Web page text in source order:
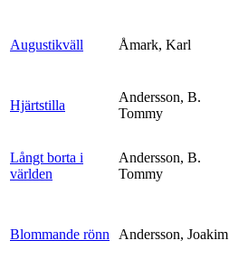
Augustikväll Åmark, Karl
Hjärtstilla
Andersson, B.
Tommy
Långt borta i
världen
Andersson, B.
Tommy
Blommande rönn Andersson, Joakim